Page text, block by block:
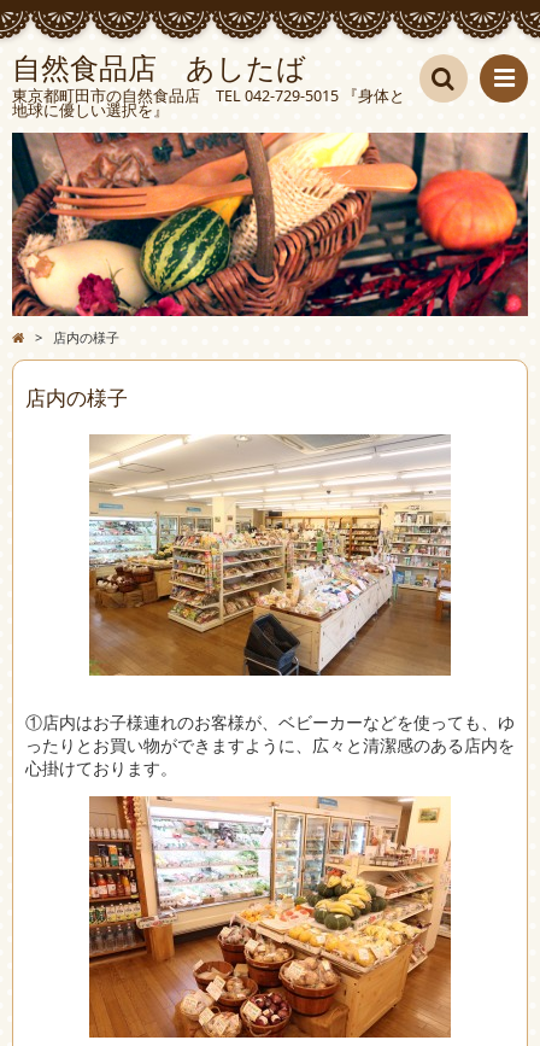
自然食品店 あしたば
東京都町田市の自然食品店 TEL 042-729-5015 『身体と
地球に優しい選択を』 検索
> 店内の様子
店内の様子
①店内はお子様連れのお客様が、ベビーカーなどを使っても、ゆ
ったりとお買い物ができますように、広々と清潔感のある店内を
心掛けております。